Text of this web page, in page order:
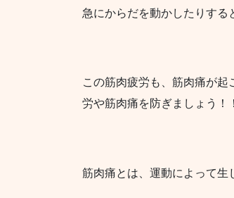
急にからだを動かしたりする
この筋肉疲労も、筋肉痛が
労や筋肉痛を防ぎましょう！！
筋肉痛とは、運動によって生